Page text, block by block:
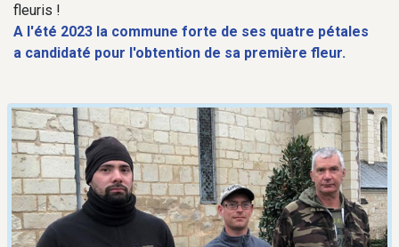
fleuris !
A l'été 2023 la commune forte de ses quatre pétales
a candidaté pour l'obtention de sa première fleur.